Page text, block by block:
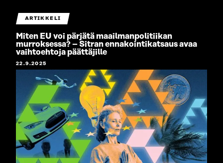
ARTIKKELI
Miten EU voi pärjätä maailmanpolitiikan
murroksessa? – Sitran ennakointikatsaus avaa
vaihtoehtoja päättäjille
22.9.2025